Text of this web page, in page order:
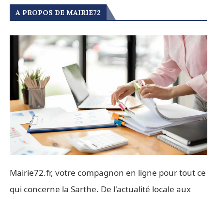
A PROPOS DE MAIRIE72
Mairie72.fr, votre compagnon en ligne pour tout ce
qui concerne la Sarthe. De l'actualité locale aux